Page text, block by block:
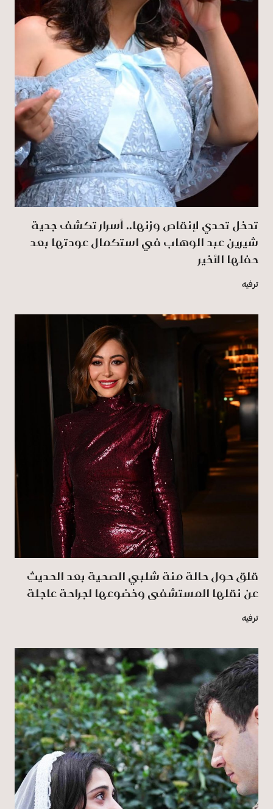
تدخل تحدي لإنقاص وزنها.. أسرار تكشف جدية
شيرين عبد الوهاب في استكمال عودتها بعد
حفلها الأخير
ترفيه
قلق حول حالة منة شلبي الصحية بعد الحديث
عن نقلها المستشفى وخضوعها لجراحة عاجلة
ترفيه